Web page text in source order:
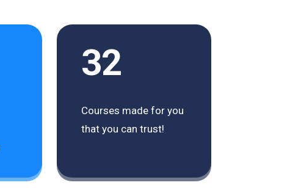
32
Courses made for you
that you can trust!